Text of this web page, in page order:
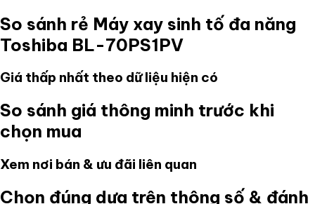
So sánh rẻ Máy xay sinh tố đa năng
Toshiba BL-70PS1PV
Giá thấp nhất theo dữ liệu hiện có
So sánh giá thông minh trước khi
chọn mua
Xem nơi bán & ưu đãi liên quan
Chọn đúng dựa trên thông số & đánh